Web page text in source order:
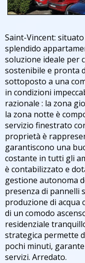
Saint-Vincent:
splendido
soluzione ideale per
sostenibile e pronta
sottoposto a una
in condizioni
razionale : la zona
la zona notte è
servizio finestrato
proprietà è
garantiscono una
costante in tutti gli
è contabilizzato e
gestione autonoma
presenza di pannelli
produzione di acqua
di un comodo
residenziale
strategica permette
pochi minuti,
servizi. Arredato.